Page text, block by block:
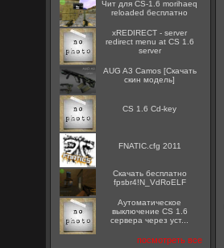
Чит для CS-1.6 morihaeq
reloaded бесплатно
xREDIRECT - server
redirect menu at CS 1.6
server
AUG A3 Camos [Скачать
скин модель]
CS 1.6 Cd-key
FNATIC.cfg 2011
Скачать бесплатно
fpsbr4!N_VdRoELF
Аутоматическое
выключение CS 1.6
сервера через уст...
посмотреть все